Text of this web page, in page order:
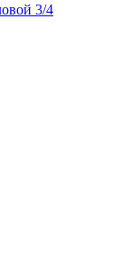
3/4